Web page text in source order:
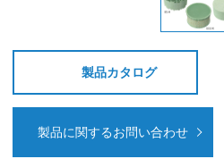
製品カタログ
製品に関するお問い合わせ